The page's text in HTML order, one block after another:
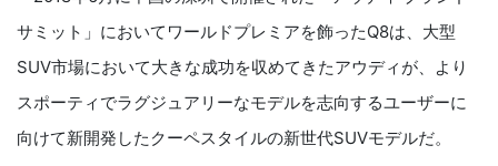
サミット」においてワールドプレミアを飾ったQ8は、 大型
SUV市場において大きな成功を収めてきたアウディが、より
スポーティでラグジュアリーなモデルを志向するユーザーに
向けて新開発したクーペスタイルの新世代SUVモデルだ。